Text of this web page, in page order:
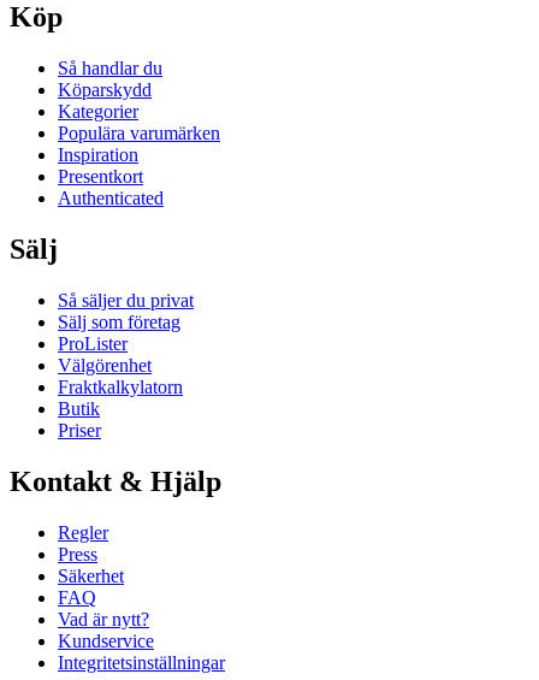
Köp
Så handlar du
Köparskydd
Kategorier
Populära varumärken
Inspiration
Presentkort
Authenticated
Sälj
Så säljer du privat
Sälj som företag
ProLister
Välgörenhet
Fraktkalkylatorn
Butik
Priser
Kontakt & Hjälp
Regler
Press
Säkerhet
FAQ
Vad är nytt?
Kundservice
Integritetsinställningar